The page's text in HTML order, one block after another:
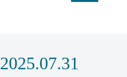
2025.07.31